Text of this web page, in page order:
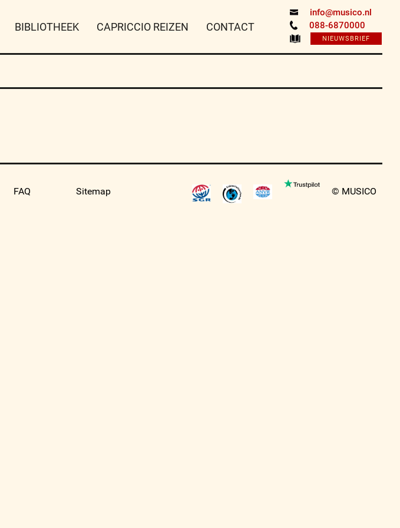
info@musico.nl
088-6870000
NIEUWSBRIEF
BIBLIOTHEEK CAPRICCIO REIZEN CONTACT
FAQ Sitemap © MUSICO